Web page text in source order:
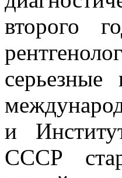
второго
и
СССР